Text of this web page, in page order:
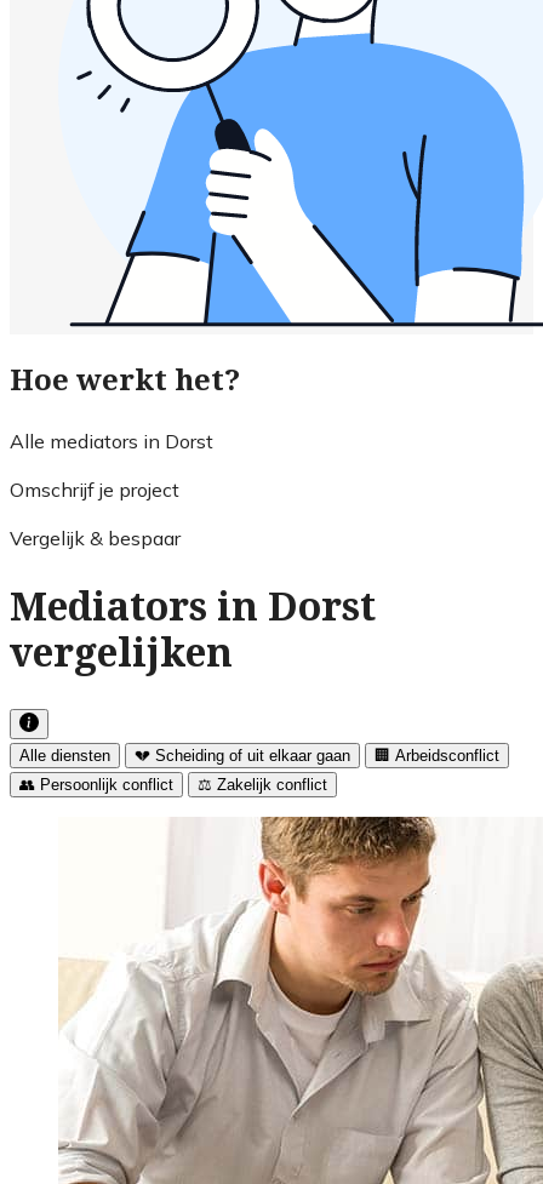
Hoe werkt het?
Alle mediators in Dorst
Omschrijf je project
Vergelijk & bespaar
Mediators in Dorst
vergelijken
Alle diensten 💔 Scheiding of uit elkaar gaan
🏢 Arbeidsconflict
👥 Persoonlijk conflict
⚖️ Zakelijk conflict